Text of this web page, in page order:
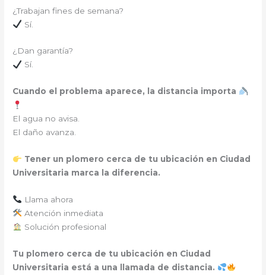
¿Trabajan fines de semana?
Sí.
¿Dan garantía?
Sí.
Cuando el problema aparece, la distancia importa
El agua no avisa.
El daño avanza.
Tener un plomero cerca de tu ubicación en Ciudad
Universitaria marca la diferencia.
Llama ahora
Atención inmediata
Solución profesional
Tu plomero cerca de tu ubicación en Ciudad
Universitaria está a una llamada de distancia.